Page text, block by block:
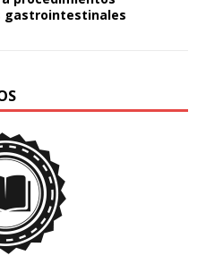
gastrointestinales